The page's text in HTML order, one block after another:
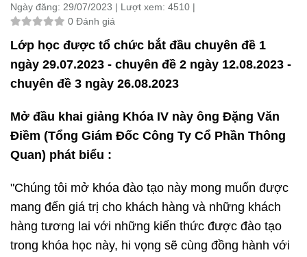
Ngày đăng: 29/07/2023 | Lượt xem: 4510 |
0 Đánh giá
Lớp học được tổ chức bắt đầu chuyên đề 1
ngày 29.07.2023 - chuyên đề 2 ngày 12.08.2023 -
chuyên đề 3 ngày 26.08.2023
Mở đầu khai giảng Khóa IV này ông Đặng Văn
Điềm (Tổng Giám Đốc Công Ty Cổ Phần Thông
Quan) phát biểu :
"Chúng tôi mở khóa đào tạo này mong muốn được
mang đến giá trị cho khách hàng và những khách
hàng tương lai với những kiến thức được đào tạo
trong khóa học này, hi vọng sẽ cùng đồng hành với